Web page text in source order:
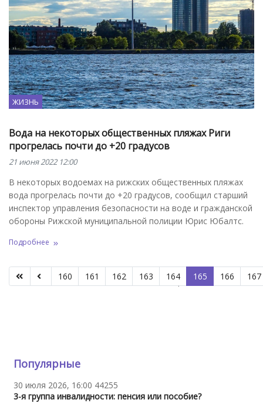
ЖИЗНЬ
Вода на некоторых общественных пляжах Риги
прогрелась почти до +20 градусов
21 июня 2022 12:00
В некоторых водоемах на рижских общественных пляжах
вода прогрелась почти до +20 градусов, сообщил старший
инспектор управления безопасности на воде и гражданской
обороны Рижской муниципальной полиции Юрис Юбалтс.
Подробнее
Страница 165 из 190
160 161 162 163 164 165 166 167
Популярные
30 июля 2026, 16:00 44255
3-я группа инвалидности: пенсия или пособие?